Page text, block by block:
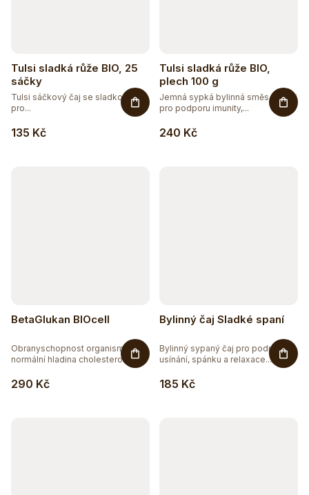
Tulsi sladká růže BIO, 25
sáčky
135 Kč
Tulsi sáčkový čaj se sladkou růží
pro...
Tulsi sladká růže BIO,
plech 100 g
240 Kč
Jemná sypká bylinná směs s Tulsi
pro podporu imunity,...
BetaGlukan BIOcell
290 Kč
Obranyschopnost organismu,
normální hladina cholesterolu v...
Bylinný čaj Sladké spaní
185 Kč
Bylinný sypaný čaj pro podporu
usínání, spánku a relaxace....